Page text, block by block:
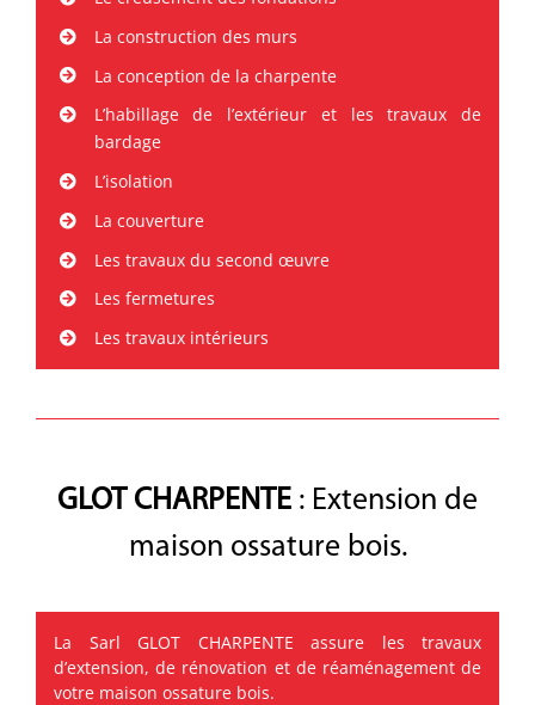
La construction des murs
La conception de la charpente
L’habillage de l’extérieur et les travaux de
bardage
L’isolation
La couverture
Les travaux du second œuvre
Les fermetures
Les travaux intérieurs
GLOT CHARPENTE : Extension de
maison ossature bois.
La Sarl GLOT CHARPENTE assure les travaux
d’extension, de rénovation et de réaménagement de
votre maison ossature bois.